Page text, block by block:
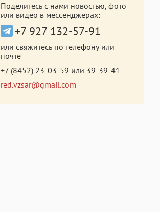
Поделитесь с нами новостью, фото
или видео в мессенджерах:
+7 927 132-57-91
или свяжитесь по телефону или
почте
+7 (8452) 23-03-59 или 39-39-41
red.vzsar@gmail.com